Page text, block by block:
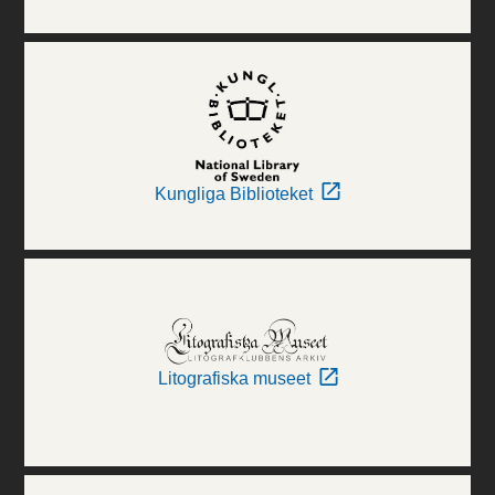
Kungliga Biblioteket
Litografiska museet